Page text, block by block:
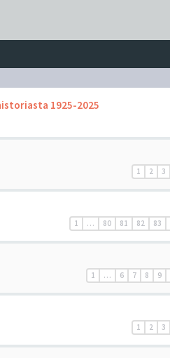
1925-2025
1 2 3
1 … 80 81 82 83
1 … 6 7 8 9
1 2 3